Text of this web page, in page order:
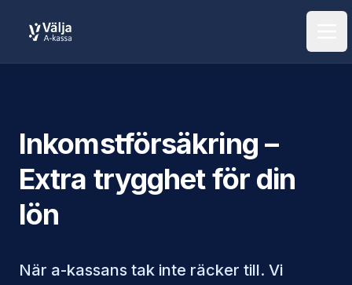
Inkomstförsäkring –
Extra trygghet för din
lön
När a-kassans tak inte räcker till. Vi